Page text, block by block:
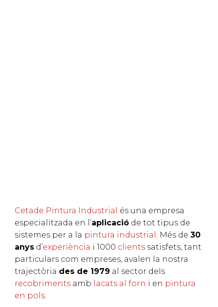
Cetade Pintura Industrial
és una empresa
especialitzada en l’aplicació de tot tipus de
sistemes per a la pintura industrial . Més de 30
anys d’experiència i 1000 clients satisfets, tant
particulars com empreses, avalen la nostra
trajectòria des de 1979 al sector dels
recobriments amb lacats al forn i en pintura
en pols.